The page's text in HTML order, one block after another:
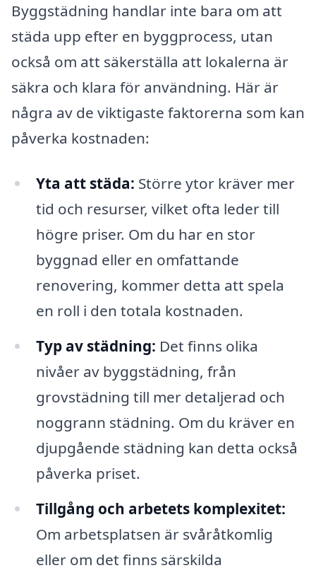
Byggstädning handlar inte bara om att
städa upp efter en byggprocess, utan
också om att säkerställa att lokalerna är
säkra och klara för användning. Här är
några av de viktigaste faktorerna som kan
påverka kostnaden:
Yta att städa: Större ytor kräver mer
tid och resurser, vilket ofta leder till
högre priser. Om du har en stor
byggnad eller en omfattande
renovering, kommer detta att spela
en roll i den totala kostnaden.
Typ av städning: Det finns olika
nivåer av byggstädning, från
grovstädning till mer detaljerad och
noggrann städning. Om du kräver en
djupgående städning kan detta också
påverka priset.
Tillgång och arbetets komplexitet:
Om arbetsplatsen är svåråtkomlig
eller om det finns särskilda